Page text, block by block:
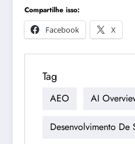
Compartilhe isso:
Facebook
X
Tag
AEO AI
Desenvolvimento De